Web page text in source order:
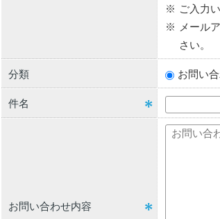
ご入力
メール
さい。
分類 お問い
件名
お問い合わせ内容